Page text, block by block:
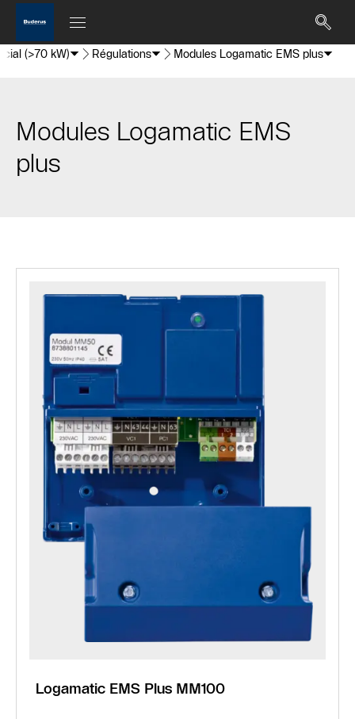
(>70 kW) Régulations Modules Logamatic EMS plus
Modules Logamatic EMS
plus
Logamatic EMS Plus MM100